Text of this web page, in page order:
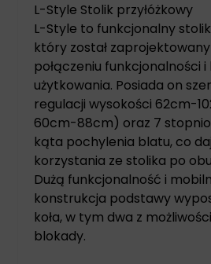
L-Style Stolik przyłóżkowy
L-Style to funkcjonalny
który został
połączeniu funkcjonalności
użytkowania. Posiada on
regulacji wysokości 62cm-
60cm-88cm) oraz 7
kąta pochylenia blatu, co
korzystania ze stolika po
Dużą funkcjonalność i
konstrukcja podstawy
koła, w tym dwa z
blokady.